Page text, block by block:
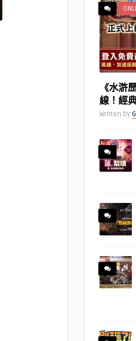
《水滸
線！經
Written by